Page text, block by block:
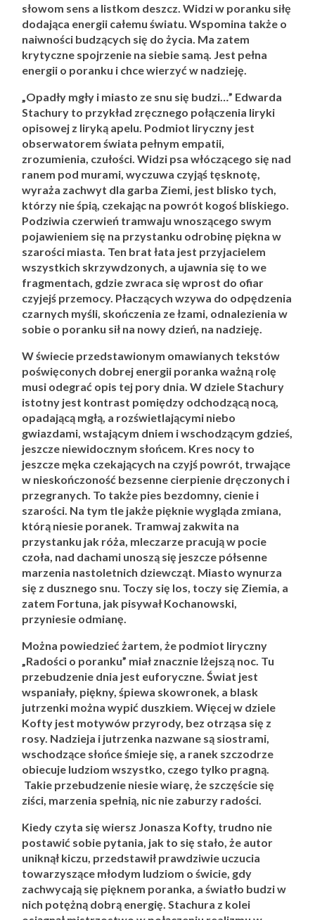
słowom sens a listkom deszcz. Widzi w poranku siłę
dodająca energii całemu światu. Wspomina także o
naiwności budzących się do życia. Ma zatem
krytyczne spojrzenie na siebie samą. Jest pełna
energii o poranku i chce wierzyć w nadzieję.
„Opadły mgły i miasto ze snu się budzi…” Edwarda
Stachury to przykład zręcznego połączenia liryki
opisowej z liryką apelu. Podmiot liryczny jest
obserwatorem świata pełnym empatii,
zrozumienia, czułości. Widzi psa włóczącego się nad
ranem pod murami, wyczuwa czyjąś tęsknotę,
wyraża zachwyt dla garba Ziemi, jest blisko tych,
którzy nie śpią, czekając na powrót kogoś bliskiego.
Podziwia czerwień tramwaju wnoszącego swym
pojawieniem się na przystanku odrobinę piękna w
szarości miasta. Ten brat łata jest przyjacielem
wszystkich skrzywdzonych, a ujawnia się to we
fragmentach, gdzie zwraca się wprost do ofiar
czyjejś przemocy. Płaczących wzywa do odpędzenia
czarnych myśli, skończenia ze łzami, odnalezienia w
sobie o poranku sił na nowy dzień, na nadzieję.
W świecie przedstawionym omawianych tekstów
poświęconych dobrej energii poranka ważną rolę
musi odegrać opis tej pory dnia. W dziele Stachury
istotny jest kontrast pomiędzy odchodzącą nocą,
opadającą mgłą, a rozświetlającymi niebo
gwiazdami, wstającym dniem i wschodzącym gdzieś,
jeszcze niewidocznym słońcem. Kres nocy to
jeszcze męka czekających na czyjś powrót, trwające
w nieskończoność bezsenne cierpienie dręczonych i
przegranych. To także pies bezdomny, cienie i
szarości. Na tym tle jakże pięknie wygląda zmiana,
którą niesie poranek. Tramwaj zakwita na
przystanku jak róża, mleczarze pracują w pocie
czoła, nad dachami unoszą się jeszcze półsenne
marzenia nastoletnich dziewcząt. Miasto wynurza
się z dusznego snu. Toczy się los, toczy się Ziemia, a
zatem Fortuna, jak pisywał Kochanowski,
przyniesie odmianę.
Można powiedzieć żartem, że podmiot liryczny
„Radości o poranku” miał znacznie lżejszą noc. Tu
przebudzenie dnia jest euforyczne. Świat jest
wspaniały, piękny, śpiewa skowronek, a blask
jutrzenki można wypić duszkiem. Więcej w dziele
Kofty jest motywów przyrody, bez otrząsa się z
rosy. Nadzieja i jutrzenka nazwane są siostrami,
wschodzące słońce śmieje się, a ranek szczodrze
obiecuje ludziom wszystko, czego tylko pragną.
Takie przebudzenie niesie wiarę, że szczęście się
ziści, marzenia spełnią, nic nie zaburzy radości.
Kiedy czyta się wiersz Jonasza Kofty, trudno nie
postawić sobie pytania, jak to się stało, że autor
uniknął kiczu, przedstawił prawdziwie uczucia
towarzyszące młodym ludziom o świcie, gdy
zachwycają się pięknem poranka, a światło budzi w
nich potężną dobrą energię. Stachura z kolei